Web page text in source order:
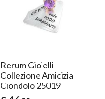
Rerum Gioielli
Collezione Amicizia
Ciondolo 25019